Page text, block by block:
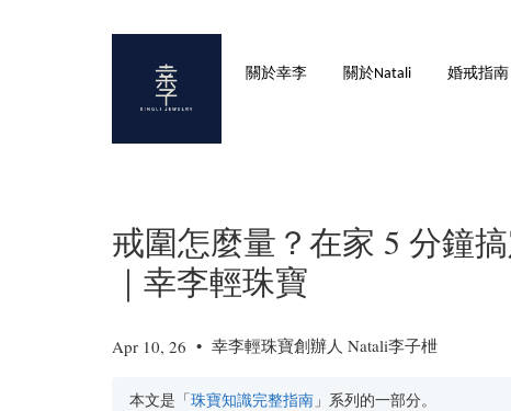
關於幸李 關於Natali 婚戒指南
戒圍怎麼量？在家 5 分鐘
｜幸李輕珠寶
Apr 10, 26 • 幸李輕珠寶創辦人 Natali李子枻
本文是「珠寶知識完整指南 」系列的一部分。